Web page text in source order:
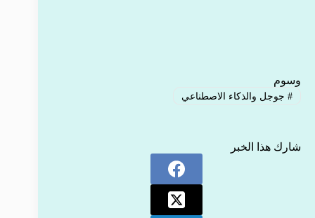
وسوم
#جوجل والذكاء الاصطناعي
شارك هذا الخبر